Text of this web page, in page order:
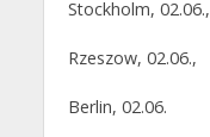
Stockholm, 02.06.,
Rzeszow, 02.06.,
Berlin, 02.06.